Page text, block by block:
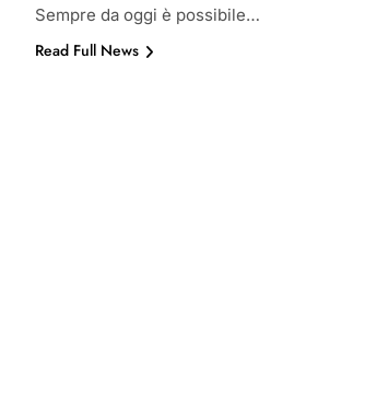
Sempre da oggi è possibile…
Read Full News